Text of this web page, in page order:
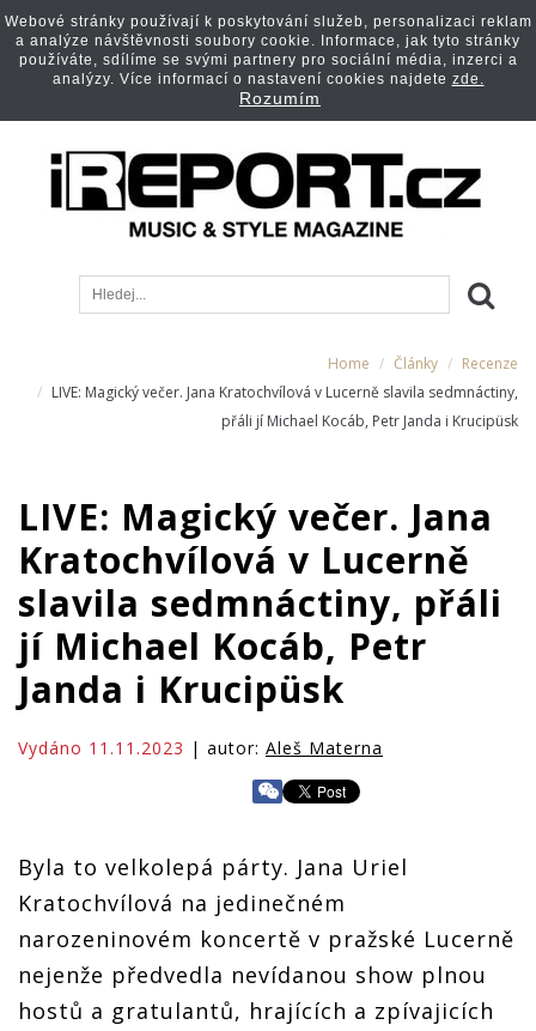
Home Články
Recenze
LIVE: Magický večer. Jana Kratochvílová v Lucerně slavila sedmnáctiny,
přáli jí Michael Kocáb, Petr Janda i Krucipüsk
LIVE: Magický večer. Jana
Kratochvílová v Lucerně
slavila sedmnáctiny, přáli
jí Michael Kocáb, Petr
Janda i Krucipüsk
Vydáno 11.11.2023 | autor: Aleš Materna
Byla to velkolepá párty. Jana Uriel
Kratochvílová na jedinečném
narozeninovém koncertě v pražské Lucerně
nejenže předvedla nevídanou show plnou
hostů a gratulantů, hrajících a zpívajicích
Webové stránky používají k poskytování služeb, personalizaci reklam
a analýze návštěvnosti soubory cookie. Informace, jak tyto stránky
používáte, sdílíme se svými partnery pro sociální média, inzerci a
analýzy. Více informací o nastavení cookies najdete zde.
Rozumím